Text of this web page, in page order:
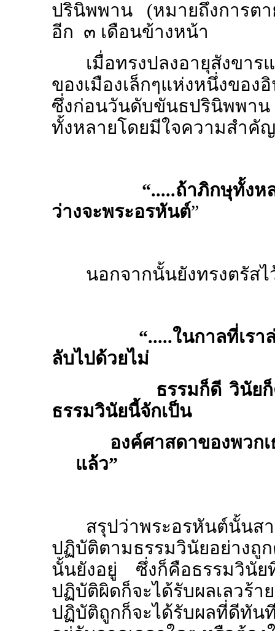
ปรินิพพาน (หมายถึงการตา
อีก ๓ เดือนข้างหน้า
เมื่อทรงปลงอายุสังขา
ของเมืองเล็กๆแห่งหนึ่งขอ
ซึ่งก่อนวันดับขันธปรินิพพา
ทั้งหลายโดยมีใจความสำคั
“.....ถ้าภิกษุทั้งห
ว่างจะพระอรหันต์”
นอกจากนั้นยังทรงตรัสไ
“.....ในกาลที่เร
ลับไปด้วยไม่
ธรรมก็ดี วินัยก็ดีที่เ
ธรรมวินัยนี้จักเป็น
องค์ศาสดาของพวก
แล้ว”
สรุปว่าพระอรหันต์นั้น
ปฏิบัติตามธรรมวินัยอย่าง
นั้นยังอยู่ ซึ่งก็คือธรรมวินั
ปฏิบัติผิดก็จะได้รับผลเลวร้
ปฏิบัติถูกก็จะได้รับผลที่ดีทั